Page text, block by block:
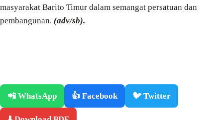
masyarakat Barito Timur dalam semangat persatuan dan
pembangunan. (adv/sb).
📲 WhatsApp 👍 Facebook 🐦 Twitter